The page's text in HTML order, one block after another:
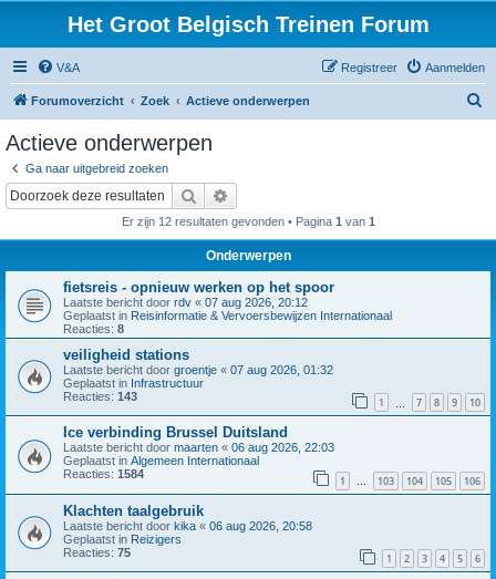
Het Groot Belgisch Treinen Forum
V&A Aanmelden
Registreer
Forumoverzicht Zoek Actieve onderwerpen
Actieve onderwerpen
Ga naar uitgebreid zoeken
Zoek
Er zijn 12 resultaten gevonden • Pagina 1 van 1
Onderwerpen
fietsreis - opnieuw werken op het spoor
Laatste bericht door rdv « 07 aug 2026, 20:12
Geplaatst in Reisinformatie & Vervoersbewijzen Internationaal
Reacties: 8
veiligheid stations
Laatste bericht door groentje « 07 aug 2026, 01:32
Geplaatst in Infrastructuur
Reacties: 143 1 7 8 9 10
Ice verbinding Brussel Duitsland
Laatste bericht door maarten « 06 aug 2026, 22:03
Geplaatst in Algemeen Internationaal
Reacties: 1584 1 … 103 104 105 106
Klachten taalgebruik
Laatste bericht door kika « 06 aug 2026, 20:58
Geplaatst in Reizigers
Reacties: 75 1 2 3 4 5 6